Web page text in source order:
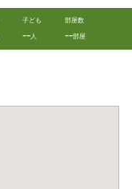
子ども
--人
部屋数
--部屋